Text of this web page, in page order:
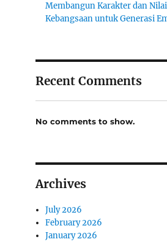
Membangun Karakter dan Nilai
Kebangsaan untuk Generasi
Recent Comments
No comments to show.
Archives
July 2026
February 2026
January 2026